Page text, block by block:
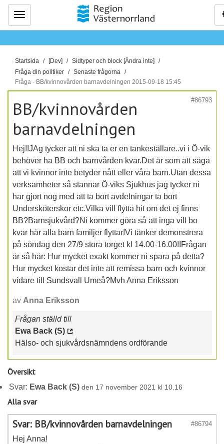
Meny
D
u
ä
h
ä
r
:
Startsida [Dev]
Sidtyper och block [Ändra inte]
Fråga din politiker
Senaste frågorna
Fråga - BB/kvinnovården barnavdelningen 2015-09-18 15:45
#86793
BB/kvinnovården
barnavdelningen
Hej!!JAg tycker att ni ska ta er en tankeställare..vi i Ö-vik
behöver ha BB och barnvården kvar.Det är som att säga
att vi kvinnor inte betyder nått eller våra barn.Utan dessa
verksamheter så stannar Ö-viks Sjukhus jag tycker ni
har gjort nog med att ta bort avdelningar ta bort
Undersköterskor etc.Vilka vill flytta hit om det ej finns
BB?Barnsjukvård?Ni kommer göra så att inga vill bo
kvar här alla barn familjer flyttar!Vi tänker demonstrera
på söndag den 27/9 stora torget kl 14.00-16.00!!Frågan
är så här: Hur mycket exakt kommer ni spara på detta?
Hur mycket kostar det inte att remissa barn och kvinnor
vidare till Sundsvall Umeå?Mvh Anna Eriksson
av Anna Eriksson
Frågan ställd till
Ewa Back (S)
Hälso- och sjukvårdsnämndens ordförande
Översikt
Svar: Ewa Back (S) den 17 november 2021 kl 10.16
Alla svar
#86794
Svar: BB/kvinnovården barnavdelningen
Hej Anna!